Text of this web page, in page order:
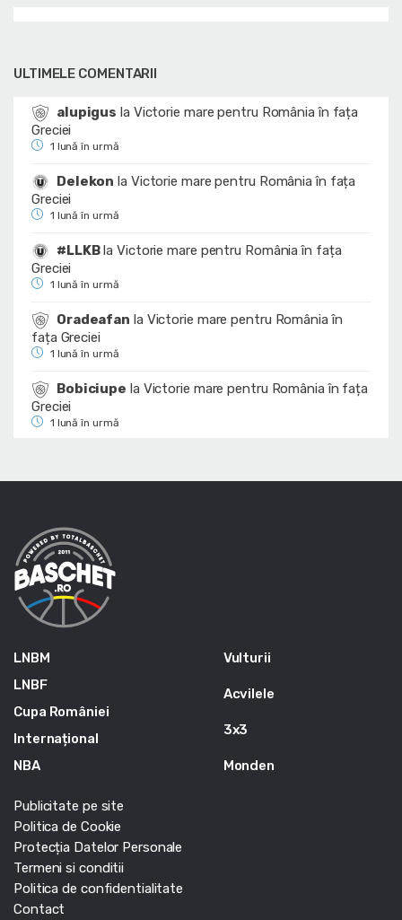
ULTIMELE COMENTARII
alupigus la Victorie mare pentru România în fața
Greciei
1 lună în urmă
Delekon la Victorie mare pentru România în fața
Greciei
1 lună în urmă
#LLKBlaVictorie mare pentru România în fața
Greciei
1 lună în urmă
Oradeafan la Victorie mare pentru România în
fața Greciei
1 lună în urmă
Bobiciupe la Victorie mare pentru România în fața
Greciei
1 lună în urmă
LNBM
LNBF
Cupa României
Internațional
NBA
Vulturii
Acvilele
3x3
Monden
Publicitate pe site
Politica de Cookie
Protecția Datelor Personale
Termeni si conditii
Politica de confidentialitate
Contact